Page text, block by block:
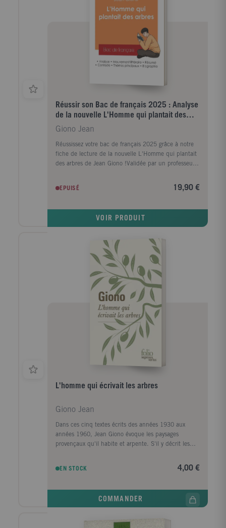
Réussir son Bac de français 2025 : Analyse
de la nouvelle L'Homme qui plantait des
arbres de Jean Gi
Giono Jean
Réussissez votre bac de français 2025 grâce à notre
fiche de lecture de la nouvelle L'Homme qui plantait
des arbres de Jean Giono !Validée par un professeur
notre travail éditorial, les points suivants n'auront plus
thèmes principaux à connaître et le mouvement
EPUISÉ 19,90 €
VOIR PRODUIT
L'homme qui écrivait les arbres
Giono Jean
Dans ces cinq textes écrits des années 1930 aux
années 1960, Jean Giono évoque les paysages
provençaux qu'il habite et arpente. S'il y décrit les
accorde une place remarquable à ce qu'il appelle le
malades, on mesure combien Giono s'en fait,
"Actuellement, les oliviers sont rouges, les yeuses
EN STOCK 4,00 €
COMMANDER